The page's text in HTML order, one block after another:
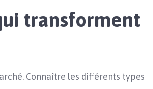
transforment
Connaître les différents types